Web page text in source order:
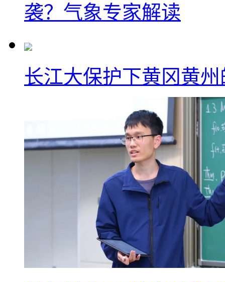
袭？气象专家解读
长江大保护下黄冈黄